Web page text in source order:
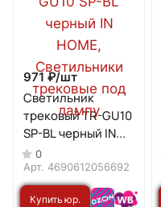
971 ₽/шт
Светильник
трековый TR-GU10
SP-BL черный IN
HOME
0
Арт. 4690612056692
Купить юр.